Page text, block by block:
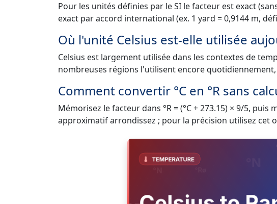
Pour les unités définies par le SI le facteur est exact
exact par accord international (ex. 1 yard = 0,9144 m,
Où l'unité Celsius est-elle utilisée
Celsius est largement utilisée dans les contextes de
nombreuses régions l'utilisent encore
Comment convertir °C en °R sans
Mémorisez le facteur dans °R = (°C + 273.15) × 9/5,
approximatif arrondissez ; pour la précision utilisez cet